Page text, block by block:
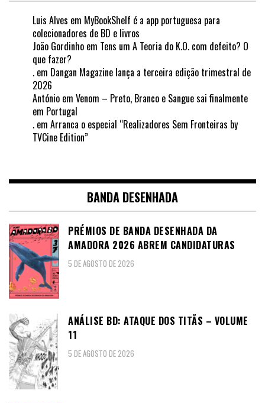
Luis Alves em MyBookShelf é a app portuguesa para
colecionadores de BD e livros
João Gordinho em Tens um A Teoria do K.O. com defeito? O
que fazer?
. em Dangan Magazine lança a terceira edição trimestral de
2026
António em Venom – Preto, Branco e Sangue sai finalmente
em Portugal
. em Arranca o especial “Realizadores Sem Fronteiras by
TVCine Edition”
BANDA DESENHADA
PRÉMIOS DE BANDA DESENHADA DA
AMADORA 2026 ABREM CANDIDATURAS
5 DE AGOSTO DE 2026
ANÁLISE BD: ATAQUE DOS TITÃS – VOLUME
11
5 DE AGOSTO DE 2026